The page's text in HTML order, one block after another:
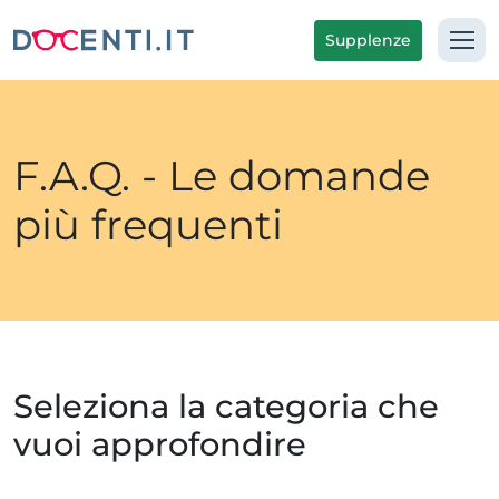
Supplenze
F.A.Q. - Le domande
più frequenti
Seleziona la categoria che
vuoi approfondire